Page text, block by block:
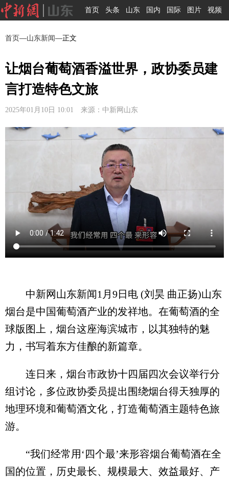
首页 头条 山东 国内 国际 图片 视频
首页—山东新闻—正文
让烟台葡萄酒香溢世界，政协委员建
言打造特色文旅
2025年01月10日 10:01 来源：中新网山东
中新网山东新闻1月9日电 (刘昊 曲正扬)山东
烟台是中国葡萄酒产业的发祥地。在葡萄酒的全
球版图上，烟台这座海滨城市，以其独特的魅
力，书写着东方佳酿的新篇章。
连日来，烟台市政协十四届四次会议举行分
组讨论，多位政协委员提出围绕烟台得天独厚的
地理环境和葡萄酒文化，打造葡萄酒主题特色旅
游。
“我们经常用‘四个最’来形容烟台葡萄酒在全
国的位置，历史最长、规模最大、效益最好、产